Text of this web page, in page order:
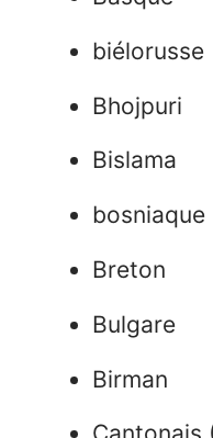
biélorusse
Bhojpuri
Bislama
bosniaque
Breton
Bulgare
Birman